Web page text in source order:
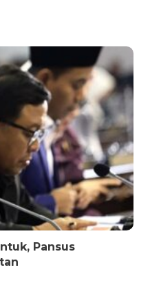
Pansus